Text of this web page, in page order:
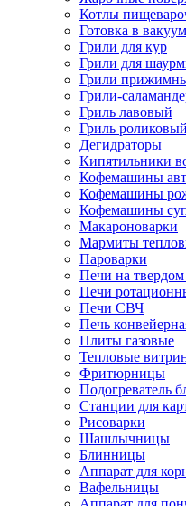
Котлы
Готовка в
Грили для кур
Грили для
Грили
Грили-
Гриль лавовый
Гриль роликовый
Дегидраторы
Кипятильники
Кофемашины
Кофемашины
Кофемашины
Макароноварки
Мармиты
Пароварки
Печи на
Печи
Печи СВЧ
Печь
Плиты газовые
Тепловые
Фритюрницы
Подогреватель
Станции для
Рисоварки
Шашлычницы
Блинницы
Аппарат для
Вафельницы